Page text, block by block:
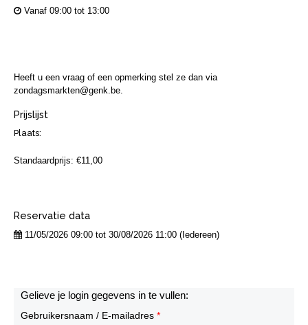
Vanaf 09:00 tot 13:00
Heeft u een vraag of een opmerking stel ze dan via
zondagsmarkten@genk.be.
Prijslijst
Plaats:
Standaardprijs: €11,00
Reservatie data
11/05/2026 09:00 tot 30/08/2026 11:00 (Iedereen)
Gelieve je login gegevens in te vullen:
Gebruikersnaam / E-mailadres *